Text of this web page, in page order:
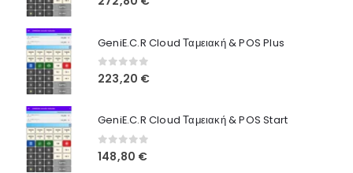
GeniE.C.R Cloud Ταμειακή & POS Plus
0out of 5
223,20 €
GeniE.C.R Cloud Ταμειακή & POS Start
0out of 5
148,80 €
Τρόποι Πληρωμής
Τρόποι Αποστολής
Ασφάλεια Πληρωμών
© INTEPROF 2025